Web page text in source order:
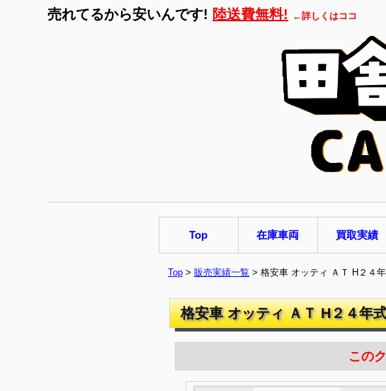
売れてるから安いんです! 陸送費無料! ←詳しくはココ
Top 在庫車両 買取実績
Top > 販売実績一覧 > 格安車 オッティ ＡＴ H２４
格安車 オッティ ＡＴ H２４年
この